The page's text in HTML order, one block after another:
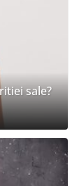
sale?